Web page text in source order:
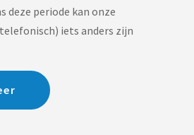
deze periode kan onze
iets anders zijn